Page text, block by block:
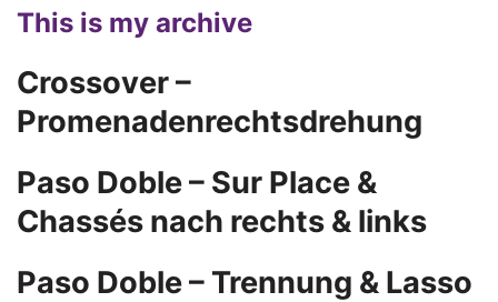
This is my archive
Crossover –
Promenadenrechtsdrehung
Paso Doble – Sur Place &
Chassés nach rechts & links
Paso Doble – Trennung & Lasso